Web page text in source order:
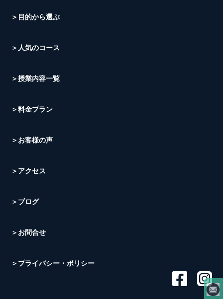
＞目的から選ぶ
＞人気のコース
＞授業内容一覧
＞料金プラン
＞お客様の声
＞アクセス
＞ブログ
＞お問合せ
＞プライバシー・ポリシー